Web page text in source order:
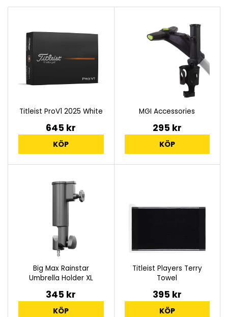
Titleist ProV1 2025 White
645 kr
KÖP
MGI Accessories
295 kr
KÖP
Big Max Rainstar
Umbrella Holder XL
345 kr
KÖP
Titleist Players Terry
Towel
395 kr
KÖP